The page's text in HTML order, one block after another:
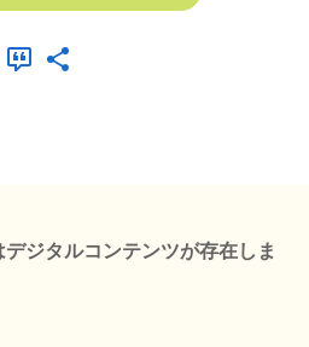
デジタルコンテンツが存在しま